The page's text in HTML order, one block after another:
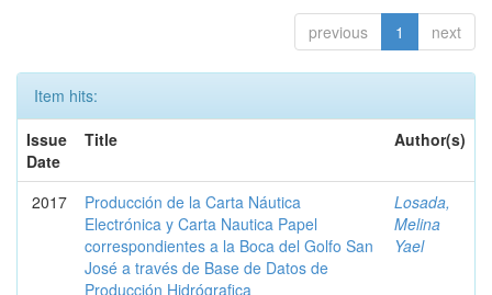
previous 1 next
Item hits:
Issue
Date
Title Author(s)
2017
Producción de la Carta Náutica
Electrónica y Carta Nautica Papel
correspondientes a la Boca del Golfo San
José a través de Base de Datos de
Producción Hidrógrafica
Losada,
Melina
Yael